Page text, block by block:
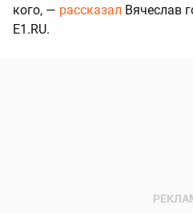
кого, — рассказал Вячеслав
E1.RU.